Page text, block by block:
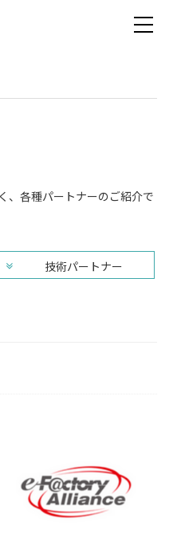
、各種パートナーのご紹介で
技術パートナー